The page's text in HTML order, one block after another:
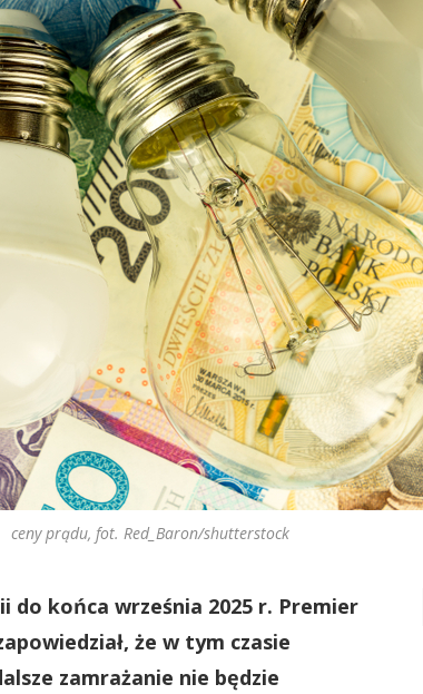
ceny prądu, fot. Red_Baron/shutterstock
do końca września 2025 r. Premier
że w tym czasie
zamrażanie nie będzie